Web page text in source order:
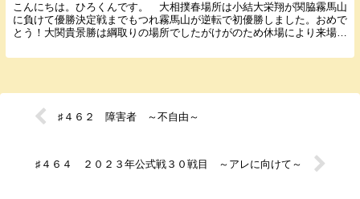
こんにちは。ひろくんです。 大相撲春場所は小結大栄翔が関脇霧馬山
に負けて優勝決定戦までもつれ霧馬山が逆転で初優勝しました。おめで
とう！大関貴景勝は綱取りの場所でしたがけがのため休場により来場所
♯４６２ 障害者 ～不自由～
♯４６４ ２０２３年公式戦３０戦目 ～アレに向けて～